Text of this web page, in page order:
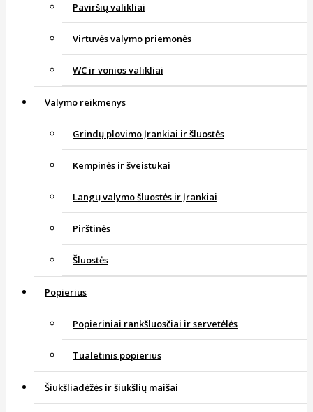
Paviršių valikliai
Virtuvės valymo priemonės
WC ir vonios valikliai
Valymo reikmenys
Grindų plovimo įrankiai ir šluostės
Kempinės ir šveistukai
Langų valymo šluostės ir įrankiai
Pirštinės
Šluostės
Popierius
Popieriniai rankšluosčiai ir servetėlės
Tualetinis popierius
Šiukšliadėžės ir šiukšlių maišai